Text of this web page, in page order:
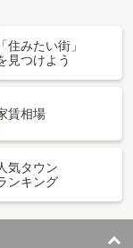
「住みたい街」
見つけよう
賃相場
気タウン
ンキング